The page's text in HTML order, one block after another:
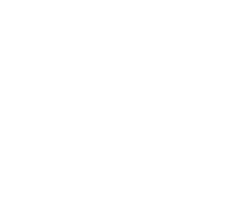
LEGAL
Ste 1000
del producto:
la nube o en línea
puede almacenar se limita al
plan. Usted es el único
que almacene y debe obtener